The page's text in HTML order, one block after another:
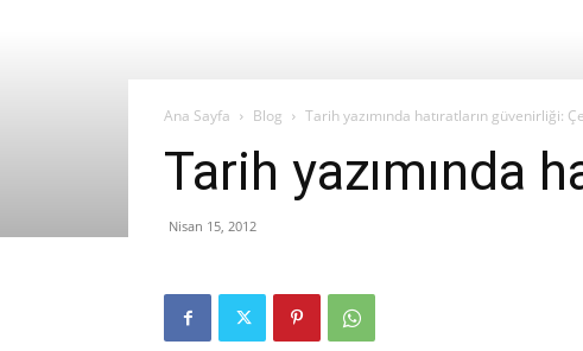
Ana Sayfa Blog Tarih yazımında hatıratların güvenirliği:
Tarih yazımında
Nisan 15, 2012